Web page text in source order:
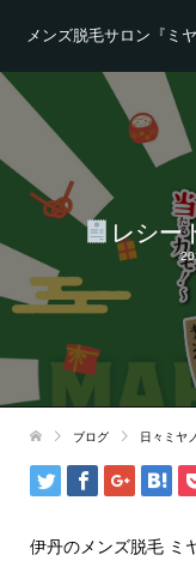
メンズ脱毛サロン『ミ
レシー
ブログ 日々ミヤ
伊丹のメンズ脱毛 ミ